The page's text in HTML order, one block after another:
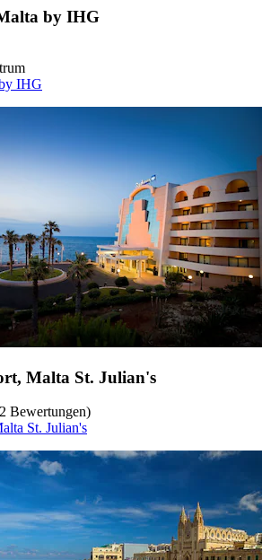
by IHG
IHG
Malta St. Julian's
Bewertungen)
St. Julian's